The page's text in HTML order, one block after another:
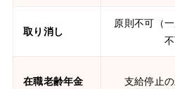
取り消し
原則不可（
不
在職老齢年金 支給停止